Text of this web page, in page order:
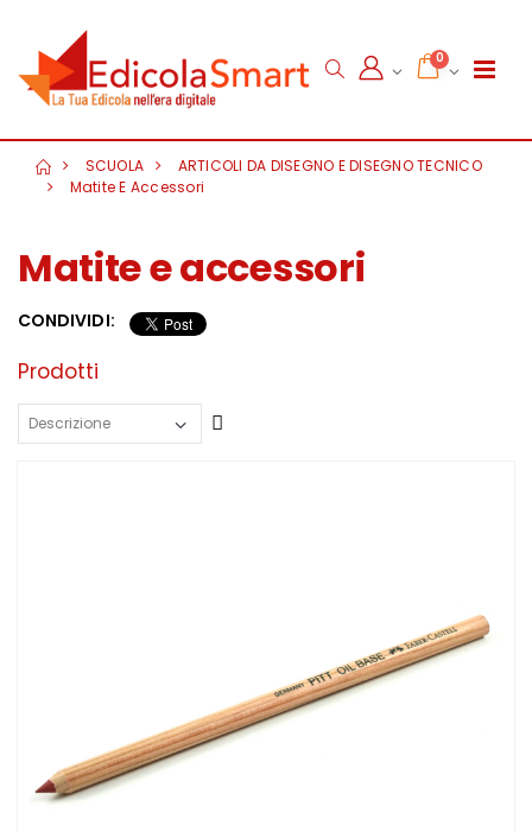
0
SCUOLA
ARTICOLI DA DISEGNO E DISEGNO TECNICO
Matite E Accessori
Matite e accessori
CONDIVIDI:
Prodotti